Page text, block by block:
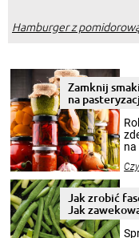
Hamburger z
Zamknij
na
na
Jak zrobić
Jak